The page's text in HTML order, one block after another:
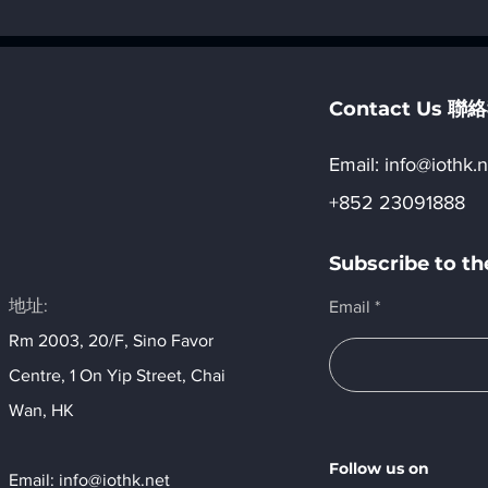
相關硬件」
件」
地址:
Rm 2003, 20/F, Sino Favor
Centre, 1 On Yip Street, Chai
Wan, HK​
Email: info@iothk.net
Contact Us 聯
Email:​
+852 23091888
Subscribe to
Email
Follow us on